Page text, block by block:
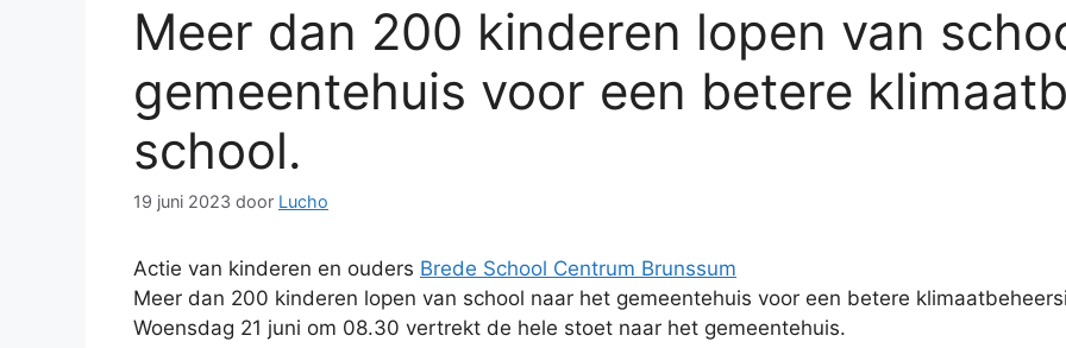
Meer dan 200 kinderen lopen van
gemeentehuis voor een betere
school.
19 juni 2023 door Lucho
Actie van kinderen en ouders Brede School Centrum Brunssum
Meer dan 200 kinderen lopen van school naar het gemeentehuis voor een betere
Woensdag 21 juni om 08.30 vertrekt de hele stoet naar het gemeentehuis.